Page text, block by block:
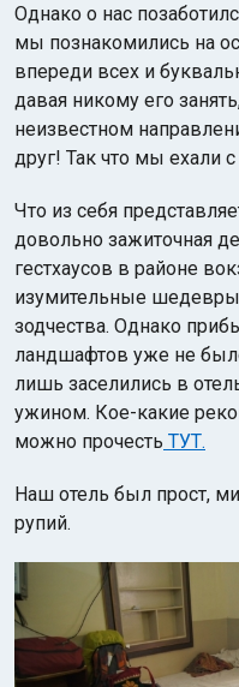
Однако о нас
мы познакомились на
впереди всех и
давая никому его
неизвестном
друг! Так что мы ехали
Что из себя
довольно зажиточная
гестхаусов в районе
изумительные
зодчества. Однако
ландшафтов уже не
лишь заселились в
ужином. Кое-какие
можно прочесть ТУТ.
Наш отель был прост,
рупий.